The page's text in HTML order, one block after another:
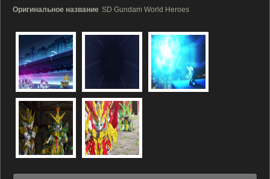
Оригинальное название SD Gundam World Heroes